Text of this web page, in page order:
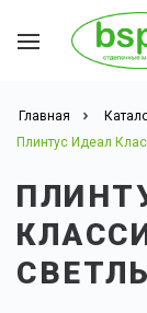
Главная
Плинтус Идеал